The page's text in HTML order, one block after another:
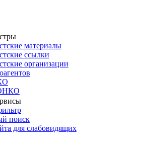
материалы
ссылки
организации
поиск
для слабовидящих